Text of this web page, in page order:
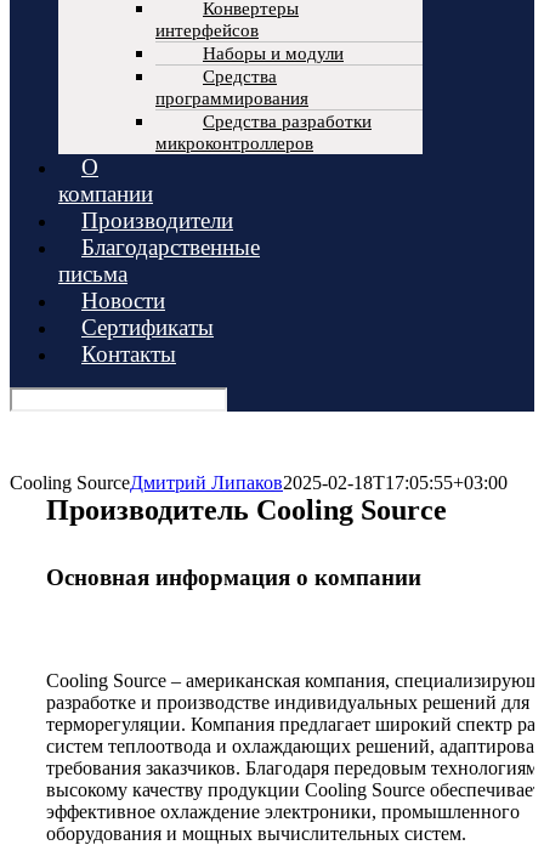
Конвертеры
интерфейсов
Наборы и модули
Средства
программирования
Средства разработки
микроконтроллеров
О
компании
Производители
Благодарственные
письма
Новости
Сертификаты
Контакты
Cooling SourceДмитрий Липаков2025-02-18T17:05:55+03:00
Производитель Cooling Source
Основная информация о компании
Cooling Source – американская компания,
разработке и производстве индивидуальных решений для
терморегуляции. Компания предлагает широкий спектр
систем теплоотвода и охлаждающих решений,
требования заказчиков. Благодаря передовым технологиям
высокому качеству продукции Cooling Source обеспечивает
эффективное охлаждение электроники, промышленного
оборудования и мощных вычислительных систем.